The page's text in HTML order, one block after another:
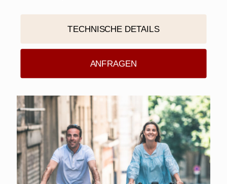
TECHNISCHE DETAILS
ANFRAGEN